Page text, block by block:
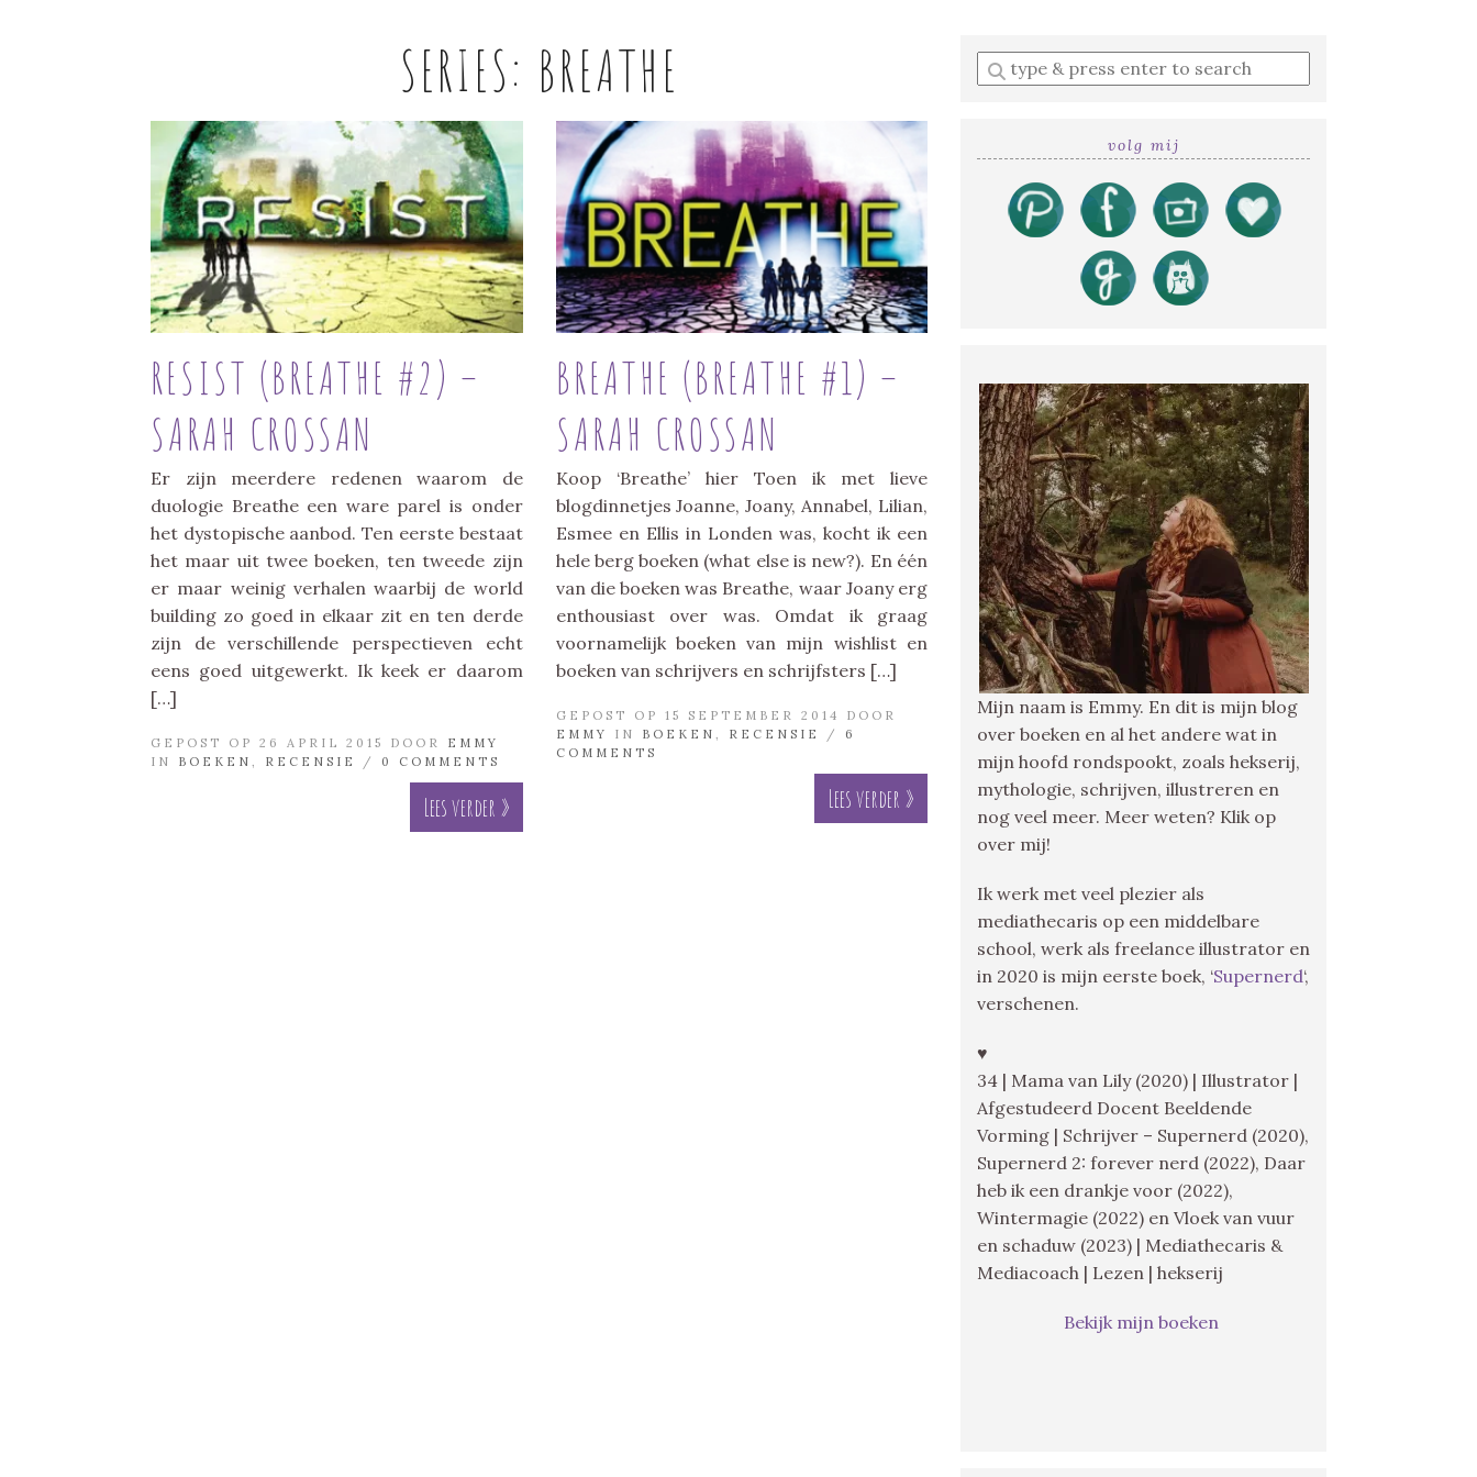
SERIES: BREATHE
RESIST (BREATHE #2) –
SARAH CROSSAN
Er zijn meerdere redenen waarom de
duologie Breathe een ware parel is onder
het dystopische aanbod. Ten eerste bestaat
het maar uit twee boeken, ten tweede zijn
er maar weinig verhalen waarbij de world
building zo goed in elkaar zit en ten derde
zijn de verschillende perspectieven echt
eens goed uitgewerkt. Ik keek er daarom
[…]
GEPOST OP 26 APRIL 2015 DOOR EMMY
IN BOEKEN , RECENSIE / 0 COMMENTS
Lees verder »
BREATHE (BREATHE #1) –
SARAH CROSSAN
Koop ‘Breathe’ hier Toen ik met lieve
blogdinnetjes Joanne, Joany, Annabel, Lilian,
Esmee en Ellis in Londen was, kocht ik een
hele berg boeken (what else is new?). En één
van die boeken was Breathe, waar Joany erg
enthousiast over was. Omdat ik graag
voornamelijk boeken van mijn wishlist en
boeken van schrijvers en schrijfsters […]
GEPOST OP 15 SEPTEMBER 2014 DOOR
EMMY
IN BOEKEN , RECENSIE /
6
COMMENTS
Lees verder »
Enter
a
volg mij
Mijn naam is Emmy. En dit is mijn blog
over boeken en al het andere wat in
mijn hoofd rondspookt, zoals hekserij,
mythologie, schrijven, illustreren en
nog veel meer. Meer weten? Klik op
over mij!
Ik werk met veel plezier als
mediathecaris op een middelbare
school, werk als freelance illustrator en
in 2020 is mijn eerste boek, ‘Supernerd‘,
verschenen.
♥
34 | Mama van Lily (2020) | Illustrator |
Afgestudeerd Docent Beeldende
Vorming | Schrijver – Supernerd (2020),
Supernerd 2: forever nerd (2022), Daar
heb ik een drankje voor (2022),
Wintermagie (2022) en Vloek van vuur
en schaduw (2023) | Mediathecaris &
Mediacoach | Lezen | hekserij
Bekijk mijn boeken